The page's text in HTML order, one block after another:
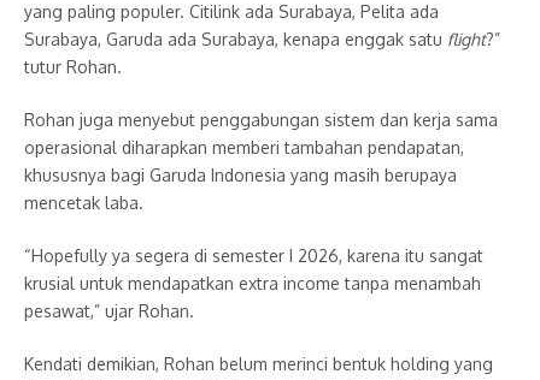
yang paling populer. Citilink ada Surabaya, Pelita ada
Surabaya, Garuda ada Surabaya, kenapa enggak satu flight?”
tutur Rohan.
Rohan juga menyebut penggabungan sistem dan kerja sama
operasional diharapkan memberi tambahan pendapatan,
khususnya bagi Garuda Indonesia yang masih berupaya
mencetak laba.
“Hopefully ya segera di semester I 2026, karena itu sangat
krusial untuk mendapatkan extra income tanpa menambah
pesawat,” ujar Rohan.
Kendati demikian, Rohan belum merinci bentuk holding yang